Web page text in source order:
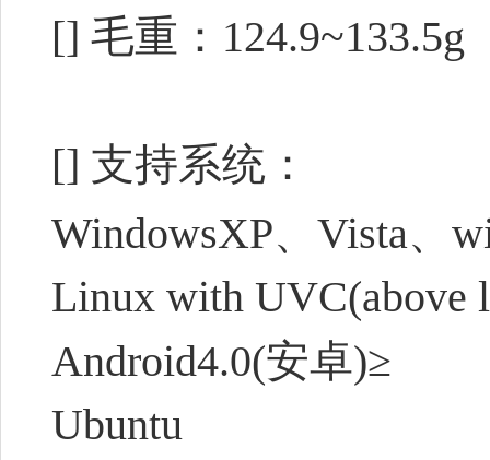
[] 毛重：124.9~133.5g
[] 支持系统：
WindowsXP、Vista、
Linux with UVC(above
Android4.0(安卓)≥
Ubuntu